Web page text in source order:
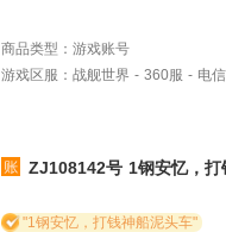
商品类型：游戏账号
游戏区服：战舰世界 - 360服 - 电
ZJ108142号 1钢安忆，打
"1钢安忆，打钱神船泥头车"